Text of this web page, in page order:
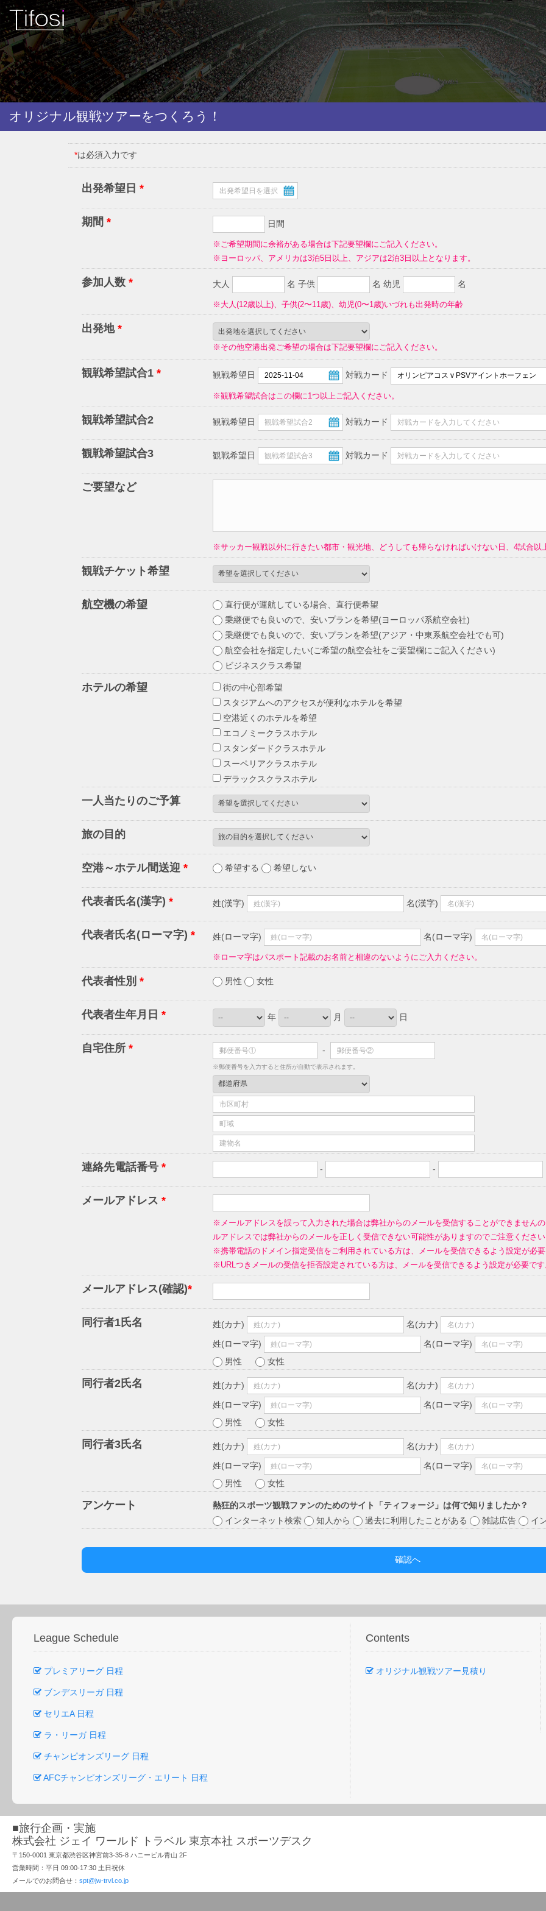
オリジナル観戦ツアーをつくろう！
*は必須入力です
出発希望日*
期間* 日間
※ご希望期間に余裕がある場合は下記要望欄にご記入ください。
※ヨーロッパ、アメリカは3泊5日以上、アジアは2泊3日以上となります。
参加人数* 大人 名 子供 名 幼児 名
※大人(12歳以上)、子供(2〜11歳)、幼児(0〜1歳)いづれも出発時の年齢
出発地*
※その他空港出発ご希望の場合は下記要望欄にご記入ください。
観戦希望試合1* 観戦希望日 対戦カード
※観戦希望試合はこの欄に1つ以上ご記入ください。
観戦希望試合2 観戦希望日 対戦カード
観戦希望試合3 観戦希望日 対戦カード
ご要望など
※サッカー観戦以外に行きたい都市・観光地、どうしても帰らなければいけない日、4試合以
観戦チケット希望
航空機の希望
直行便が運航している場合、直行便希望
乗継便でも良いので、安いプランを希望(ヨーロッパ系航空会社)
乗継便でも良いので、安いプランを希望(アジア・中東系航空会社でも可)
航空会社を指定したい(ご希望の航空会社をご要望欄にご記入ください)
ビジネスクラス希望
ホテルの希望
街の中心部希望
スタジアムへのアクセスが便利なホテルを希望
空港近くのホテルを希望
エコノミークラスホテル
スタンダードクラスホテル
スーペリアクラスホテル
デラックスクラスホテル
一人当たりのご予算
旅の目的
空港～ホテル間送迎* 希望する 希望しない
代表者氏名(漢字)* 姓(漢字) 名(漢字)
代表者氏名(ローマ字)* 姓(ローマ字) 名(ローマ字)
※ローマ字はパスポート記載のお名前と相違のないようにご入力ください。
代表者性別* 男性 女性
代表者生年月日* 年 月 日
自宅住所* -
※郵便番号を入力すると住所が自動で表示されます。
連絡先電話番号* - -
メールアドレス*
※メールアドレスを誤って入力された場合は弊社からのメールを受信することができません
ルアドレスでは弊社からのメールを正しく受信できない可能性がありますのでご注意ください
※携帯電話のドメイン指定受信をご利用されている方は、メールを受信できるよう設定が必
※URLつきメールの受信を拒否設定されている方は、メールを受信できるよう設定が必要です
メールアドレス(確認)*
同行者1氏名 姓(カナ)
名(カナ)
姓(ローマ字)
名(ローマ字)
男性
女性
同行者2氏名 姓(カナ)
名(カナ)
姓(ローマ字)
名(ローマ字)
男性
女性
同行者3氏名 姓(カナ)
名(カナ)
姓(ローマ字)
名(ローマ字)
男性
女性
アンケート
熱狂的スポーツ観戦ファンのためのサイト「ティフォージ」は何で知りましたか？
インターネット検索
知人から 過去に利用したことがある 雑誌広告 イ
League Schedule
プレミアリーグ 日程
ブンデスリーガ 日程
セリエA 日程
ラ・リーガ 日程
チャンピオンズリーグ 日程
AFCチャンピオンズリーグ・エリート 日程
Contents
オリジナル観戦ツアー見積り
■旅行企画・実施
株式会社 ジェイ ワールド トラベル 東京本社 スポーツデスク
〒150-0001 東京都渋谷区神宮前3-35-8 ハニービル青山 2F
営業時間：平日 09:00-17:30 土日祝休
メールでのお問合せ： spt@jw-trvl.co.jp